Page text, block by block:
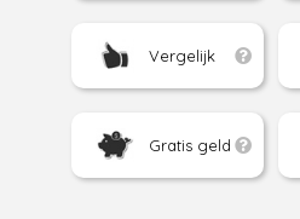
Vergelijk
Gratis geld